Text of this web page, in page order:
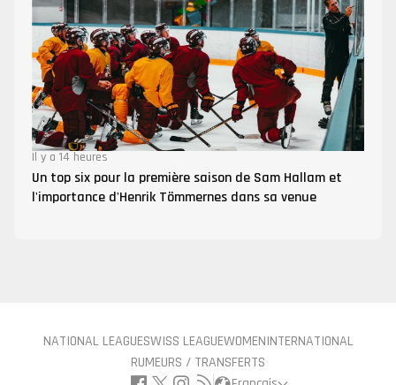
Il y a 14 heures
Un top six pour la première saison de Sam Hallam et
l'importance d'Henrik Tömmernes dans sa venue
NATIONAL LEAGUESWISS LEAGUEWOMENINTERNATIONAL
RUMEURS / TRANSFERTS